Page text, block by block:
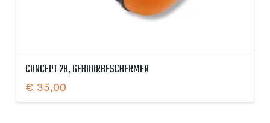
CONCEPT 28, GEHOORBESCHERMER
€ 35,00